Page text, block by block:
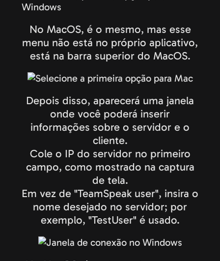
No MacOS, é o mesmo, mas esse
menu não está no próprio aplicativo,
está na barra superior do MacOS.
Depois disso, aparecerá uma janela
onde você poderá inserir
informações sobre o servidor e o
cliente.
Cole o IP do servidor no primeiro
campo, como mostrado na captura
de tela.
Em vez de "TeamSpeak user", insira o
nome desejado no servidor; por
exemplo, "TestUser" é usado.